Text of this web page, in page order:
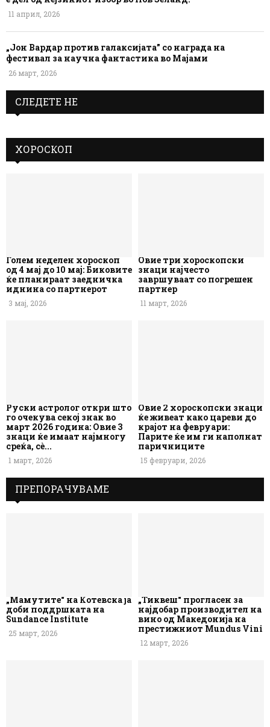
11 април, 2026
„Јон Вардар против галаксијата” со награда на
фестивал за научна фантастика во Мајами
26 март, 2026
СЛЕДЕТЕ НЕ
ХОРОСКОП
Голем неделен хороскоп
од 4 мај до 10 мај: Биковите
ќе планираат заедничка
иднина со партнерот
3 мај, 2026
Овие три хороскопски
знаци најчесто
завршуваат со погрешен
партнер
11 март, 2026
Руски астролог откри што
го очекува секој знак во
март 2026 година: Овие 3
знаци ќе имаат најмногу
среќа, сè...
1 март, 2026
Овие 2 хороскопски знаци
ќе живеат како цареви до
крајот на февруари:
Парите ќе им ги наполнат
паричниците
15 февруари, 2026
ПРЕПОРАЧУВАМЕ
„Мамутите“ на Котевска ја
доби поддршката на
Sundance Institute
25 март, 2026
„Тиквеш“ прогласен за
најдобар производител на
вино од Македонија на
престижниот Mundus Vini
12 март, 2026